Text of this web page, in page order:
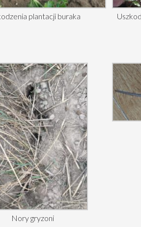
plantacji buraka
Nory gryzoni